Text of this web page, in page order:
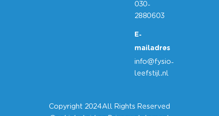
030-
2880603
E-
mailadres
info@fysio-
leefstijl.nl
Copyright 2024All Rights Reserved